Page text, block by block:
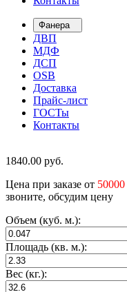
Фанера
ДВП
МДФ
ДСП
OSB
Доставка
Прайс-лист
ГОСТы
Контакты
1840.00 руб.
Цена при заказе от 50000
звоните, обсудим цену
Объем (куб. м.):
Площадь (кв. м.):
Вес (кг.):